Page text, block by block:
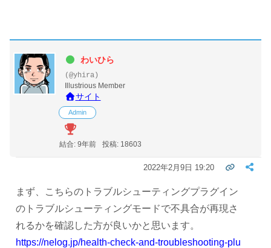
わいひら
(@yhira)
Illustrious Member
サイト
Admin
結合: 9年前 投稿: 18603
2022年2月9日 19:20
まず、こちらのトラブルシューティングプラグイン
のトラブルシューティングモードで不具合が再現さ
れるかを確認した方が良いかと思います。
https://nelog.jp/health-check-and-troubleshooting-plu